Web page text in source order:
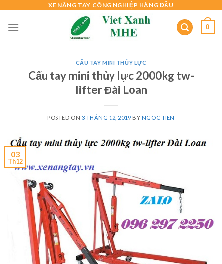
content
XE NÂNG TAY CÔNG NGHIỆP HÀNG ĐẦU
0
CẨU TAY MINI THỦY LỰC
Cẩu tay mini thủy lực 2000kg tw-
lifter Đài Loan
POSTED ON 3 THÁNG 12, 2019 BY NGOC TIEN
03
Th12